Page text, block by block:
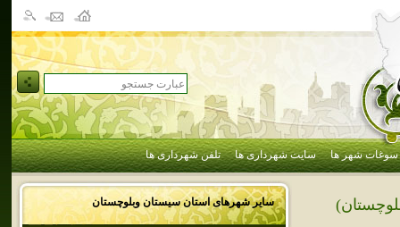
سوغات شهر ها سایت شهرداری ها تلفن شهرداری ها
سایر شهرهای استانسيستان وبلوچستان